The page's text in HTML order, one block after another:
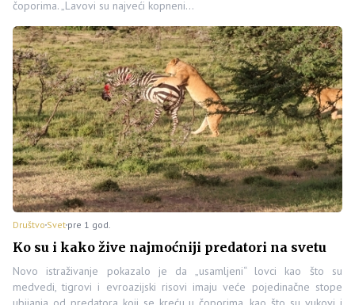
čoporima. „Lavovi su najveći kopneni…
Društvo Svet pre 1 god.
Ko su i kako žive najmoćniji predatori na svetu
Novo istraživanje pokazalo je da „usamljeni“ lovci kao što su
medvedi, tigrovi i evroazijski risovi imaju veće pojedinačne stope